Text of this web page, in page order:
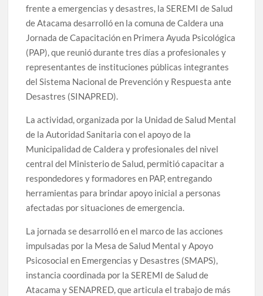
frente a emergencias y desastres, la SEREMI de Salud
de Atacama desarrolló en la comuna de Caldera una
Jornada de Capacitación en Primera Ayuda Psicológica
(PAP), que reunió durante tres días a profesionales y
representantes de instituciones públicas integrantes
del Sistema Nacional de Prevención y Respuesta ante
Desastres (SINAPRED).
La actividad, organizada por la Unidad de Salud Mental
de la Autoridad Sanitaria con el apoyo de la
Municipalidad de Caldera y profesionales del nivel
central del Ministerio de Salud, permitió capacitar a
respondedores y formadores en PAP, entregando
herramientas para brindar apoyo inicial a personas
afectadas por situaciones de emergencia.
La jornada se desarrolló en el marco de las acciones
impulsadas por la Mesa de Salud Mental y Apoyo
Psicosocial en Emergencias y Desastres (SMAPS),
instancia coordinada por la SEREMI de Salud de
Atacama y SENAPRED, que articula el trabajo de más